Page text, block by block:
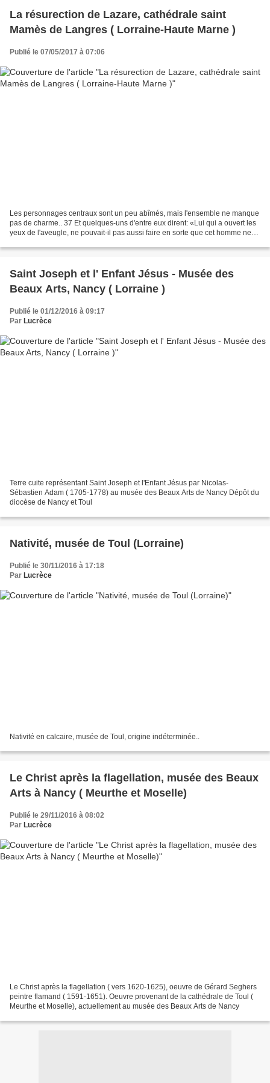
La résurection de Lazare, cathédrale saint
Mamès de Langres ( Lorraine-Haute Marne )
Publié le 07/05/2017 à 07:06
Les personnages centraux sont un peu abîmés, mais l'ensemble ne manque
pas de charme.. 37 Et quelques-uns d'entre eux dirent: «Lui qui a ouvert les
yeux de l'aveugle, ne pouvait-il pas aussi faire en sorte que cet homme ne
Saint Joseph et l' Enfant Jésus - Musée des
Beaux Arts, Nancy ( Lorraine )
Publié le 01/12/2016 à 09:17
Par Lucrèce
Terre cuite représentant Saint Joseph et l'Enfant Jésus par Nicolas-
Sébastien Adam ( 1705-1778) au musée des Beaux Arts de Nancy Dépôt du
diocèse de Nancy et Toul
Nativité, musée de Toul (Lorraine)
Publié le 30/11/2016 à 17:18
Par Lucrèce
Nativité en calcaire, musée de Toul, origine indéterminée..
Le Christ après la flagellation, musée des Beaux
Arts à Nancy ( Meurthe et Moselle)
Publié le 29/11/2016 à 08:02
Par Lucrèce
Le Christ après la flagellation ( vers 1620-1625), oeuvre de Gérard Seghers
peintre flamand ( 1591-1651). Oeuvre provenant de la cathédrale de Toul (
Meurthe et Moselle), actuellement au musée des Beaux Arts de Nancy